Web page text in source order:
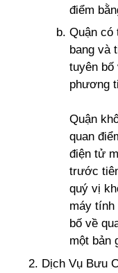
điểm
Quận có
bang và
tuyên bố
phương
Quận
quan
điện tử
trước
quý vị
máy tính
bố về
một bản
Dịch Vụ Bưu